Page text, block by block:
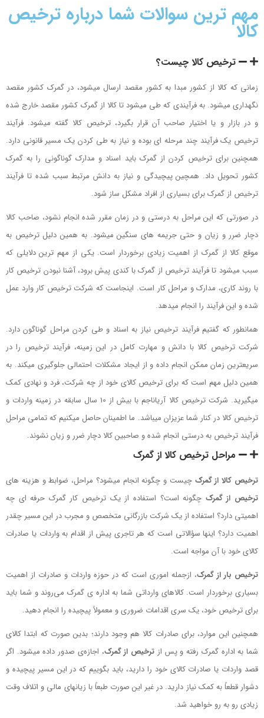
مهم ترین سوالات شما درباره ترخیص
کالا
ترخیص کالا چیست؟
زمانی که کالا از کشور مبدا به کشور مقصد ارسال میشود، در گمرک کشور مقصد
نگهداری میشود. به فرآیندی که طی میشود تا کالا از گمرک کشور مقصد خارج شده
و در بازار و یا اختیار صاحب آن قرار بگیرد، ترخیص کالا گفته میشود. فرآیند
ترخیص یک فرآیند چند مرحله ای بوده و نیاز به طی کردن یک مسیر قانونی دارد.
همچنین برای ترخیص کردن از گمرک باید اسناد و مدارک گوناگونی را به گمرک
کشور تحویل داد. همچین پیچیدگی و نیاز به دانش مرتبط سبب شده تا فرآیند
ترخیص از گمرک برای بسیاری از افراد مشکل ساز شود.
در صورتی که این مراحل به درستی و در زمان مقرر شده انجام نشود، صاحب کالا
دچار ضرر و زیان و حتی جریمه های سنگین میشود. به همین دلیل ترخیص به
موقع کالا از گمرک از اهمیت زیادی برخوردار است. یکی از مهم ترین دلایلی که
سبب میشود تا فرآیند ترخیص از گمرک با کندی پیش برود، آشنا نبودن ترخیص کار
با روند کاری، مدارک و مراحل کار است. اینجاست که شرکت ترخیص کار وارد عمل
شده و این فرآیند را انجام میدهد.
همانطور که گفتیم فرآیند ترخیص نیاز به اسناد و طی کردن مراحل گوناگون دارد.
شرکت ترخیص کالا با دانش و مهارت کامل در این زمینه، فرآیند ترخیص را در
سریعترین زمان ممکن انجام داده و از ایجاد مشکلات احتمالی جلوگیری میکند. به
همین دلیل مهم است که برای ترخیص کالای خود از چه شرکت، فرد و نهادی کمک
میگیرید. شرکت ترخیص کالا آریاناجم با بیش از 10 سال سابقه در زمینه واردات و
ترخیص کالا در کنار شما عزیزان میباشد. ما اطمینان حاصل میکنیم که تمامی مراحل
فرآیند ترخیص به درستی انجام شده و صاحبین کالا دچار ضرر و زیان نشوند.
مراحل ترخیص کالا از گمرک
ترخیص کالا از گمرک چیست و چگونه انجام می­شود؟ مراحل، ضوابط و هزینه­ های
ترخیص از گمرک چگونه است؟ استفاده از یک ترخیص کار گمرک حرفه ­ای چه
اهمیتی دارد؟ استفاده از یک شرکت بازرگانی متخصص و مجرب در این مسیر چقدر
اهمیت دارد؟ اینها سؤالاتی است که هر تاجری پیش از اقدام به واردات یا صادرات
کالای خود با آن مواجه است.
ترخیص بار از گمرک، ازجمله اموری است که در حوزه واردات و صادرات از اهمیت
بسیاری برخوردار است. کالاهای وارداتی شما به اداره‌ ی گمرک می‌روند و شما باید
برای ترخیص خود، یک سری اقدامات ضروری و معمولاً پیچیده را انجام دهید.
همچنین این موارد، برای صادرات کالا هم وجود دارند؛ بدین صورت که ابتدا کالای
شما به اداره گمرک رفته و پس از ترخیص از گمرک، اجازه‌ی صدور داده می­شود. اگر
قصد واردات یا صادرات کالای خود را دارید، باید بگوییم که در این مسیر پیچیده و
دشوار قطعاً به کمک نیاز دارید. در غیر این صورت طبعاً با زیان­های مالی و اتلاف وقت
زیادی رو به رو خواهید شد.